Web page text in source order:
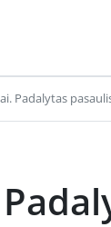
Padalytas